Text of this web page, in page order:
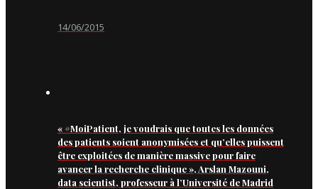
14/06/2015
« #MoiPatient, je voudrais que toutes les données
des patients soient anonymisées et qu’elles puissent
être exploitées de manière massive pour faire
avancer la recherche clinique », Arslan Mazouni,
data scientist, professeur à l’Université de Madrid